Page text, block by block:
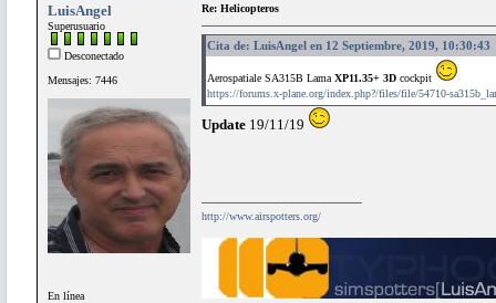
LuisAngel
Superusuario
Desconectado
Mensajes: 7446
En línea
Re: Helicopteros
Cita de: LuisAngel en 12 Septiembre, 2019, 10:30:43
Aerospatiale SA315B Lama XP11.35+ 3D cockpit
https://forums.x-plane.org/index.php?/files/file/54710-
Update 19/11/19
http://www.airspotters.org/